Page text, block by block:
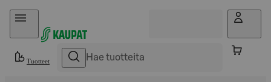
Hyppää sisältöön
Tuotteet